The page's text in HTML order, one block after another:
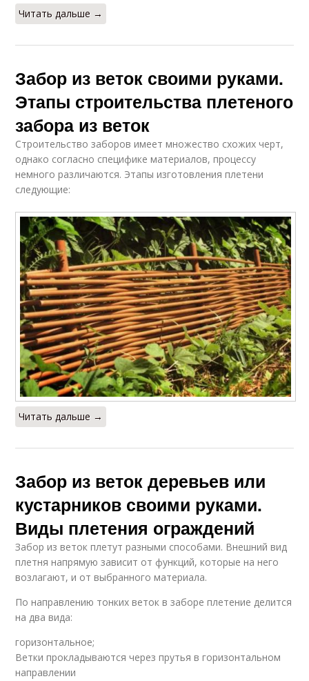
Читать дальше →
Забор из веток своими руками.
Этапы строительства плетеного
забора из веток
Строительство заборов имеет множество схожих черт,
однако согласно специфике материалов, процессу
немного различаются. Этапы изготовления плетени
следующие:
Читать дальше →
Забор из веток деревьев или
кустарников своими руками.
Виды плетения ограждений
Забор из веток плетут разными способами. Внешний вид
плетня напрямую зависит от функций, которые на него
возлагают, и от выбранного материала.
По направлению тонких веток в заборе плетение делится
на два вида:
горизонтальное;
Ветки прокладываются через прутья в горизонтальном
направлении